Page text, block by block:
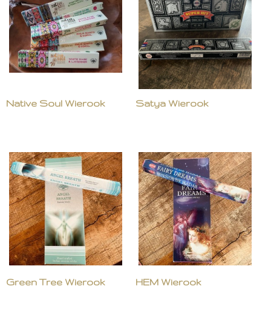
Native Soul Wierook Satya Wierook
Green Tree Wierook HEM Wierook